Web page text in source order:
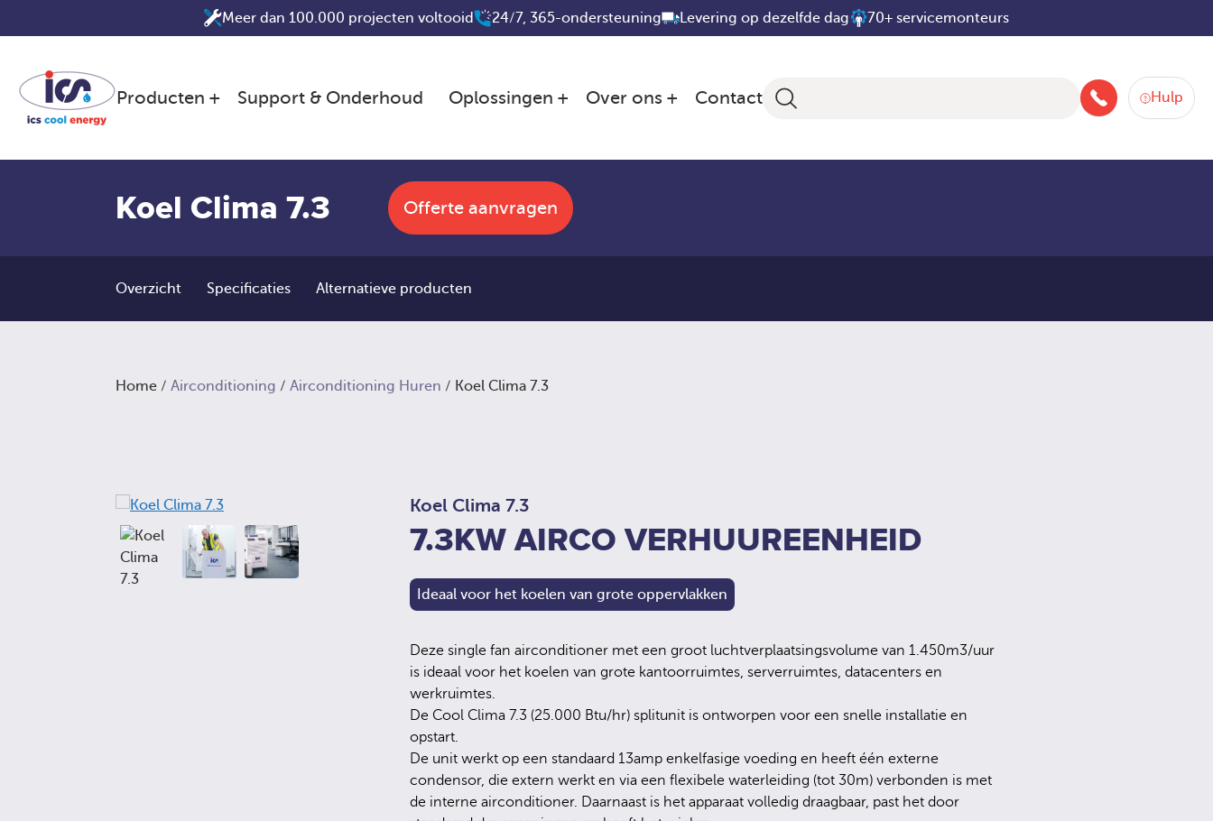
inhoud
Meer dan 100.000 projecten voltooid 24/7, 365-ondersteuning Levering op dezelfde dag 70+ servicemonteurs
Producten Support & Onderhoud Oplossingen Over ons Contact 088-258 2580
Hulp
Koel Clima 7.3 Offerte aanvragen
Overzicht Specificaties Alternatieve producten
Home / Airconditioning / Airconditioning Huren / Koel Clima 7.3
Koel Clima 7.3
7.3KW AIRCO VERHUUREENHEID
Ideaal voor het koelen van grote oppervlakken
Deze single fan airconditioner met een groot luchtverplaatsingsvolume van 1.450m3/uur
is ideaal voor het koelen van grote kantoorruimtes, serverruimtes, datacenters en
werkruimtes.
De Cool Clima 7.3 (25.000 Btu/hr) splitunit is ontworpen voor een snelle installatie en
opstart.
De unit werkt op een standaard 13amp enkelfasige voeding en heeft één externe
condensor, die extern werkt en via een flexibele waterleiding (tot 30m) verbonden is met
de interne airconditioner. Daarnaast is het apparaat volledig draagbaar, past het door